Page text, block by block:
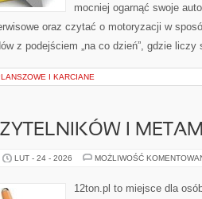
mocniej ogarnąć swoje
oraz czytać o motoryzacji w
z podejściem „na co dzień”, gdzie
I KARCIANE
I
LUT - 24 - 2026 MOŻLIWOŚĆ
12ton.pl to miejsce dla